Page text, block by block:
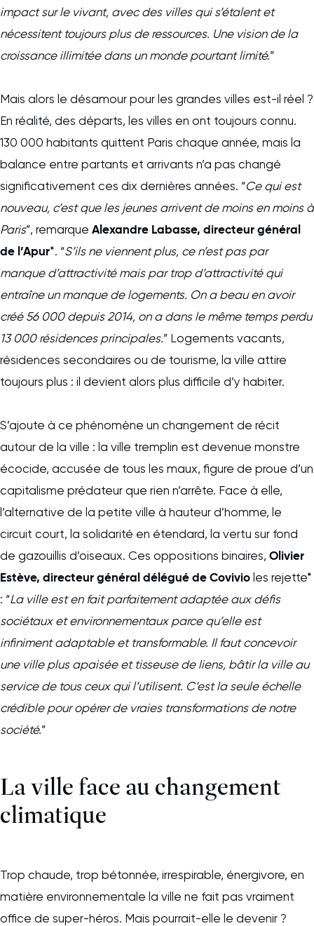
impact sur le vivant, avec des villes qui s’étalent et
nécessitent toujours plus de ressources. Une vision de la
croissance illimitée dans un monde pourtant limité.”
Mais alors le désamour pour les grandes villes est-il réel ?
En réalité, des départs, les villes en ont toujours connu.
130 000 habitants quittent Paris chaque année, mais la
balance entre partants et arrivants n’a pas changé
significativement ces dix dernières années. “Ce qui est
nouveau, c’est que les jeunes arrivent de moins en moins à
Paris”, remarque Alexandre Labasse, directeur général
de l’Apur*. “S’ils ne viennent plus, ce n’est pas par
manque d’attractivité mais par trop d’attractivité qui
entraîne un manque de logements. On a beau en avoir
créé 56 000 depuis 2014, on a dans le même temps perdu
13 000 résidences principales.” Logements vacants,
résidences secondaires ou de tourisme, la ville attire
toujours plus : il devient alors plus difficile d’y habiter.
S’ajoute à ce phénomène un changement de récit
autour de la ville : la ville tremplin est devenue monstre
écocide, accusée de tous les maux, figure de proue d’un
capitalisme prédateur que rien n’arrête. Face à elle,
l’alternative de la petite ville à hauteur d’homme, le
circuit court, la solidarité en étendard, la vertu sur fond
de gazouillis d’oiseaux. Ces oppositions binaires, Olivier
Estève, directeur général délégué de Covivio les rejette*
: “La ville est en fait parfaitement adaptée aux défis
sociétaux et environnementaux parce qu’elle est
infiniment adaptable et transformable. Il faut concevoir
une ville plus apaisée et tisseuse de liens, bâtir la ville au
service de tous ceux qui l’utilisent. C’est la seule échelle
crédible pour opérer de vraies transformations de notre
société.”
La ville face au changement
climatique
Trop chaude, trop bétonnée, irrespirable, énergivore, en
matière environnementale la ville ne fait pas vraiment
office de super-héros. Mais pourrait-elle le devenir ?